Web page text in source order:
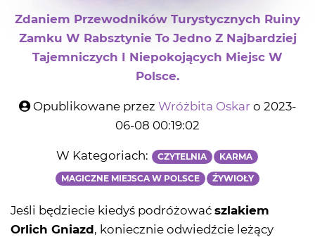
Zdaniem Przewodników Turystycznych Ruiny
Zamku W Rabsztynie To Jedno Z Najbardziej
Tajemniczych I Niepokojących Miejsc W
Polsce.
Opublikowane przez Wróżbita Oskar o 2023-
06-08 00:19:02
W Kategoriach: CZYTELNIA KARMA
MAGICZNE MIEJSCA W POLSCE ŹYWIOŁY
Jeśli będziecie kiedyś podróżować szlakiem
Orlich Gniazd, koniecznie odwiedźcie leżący